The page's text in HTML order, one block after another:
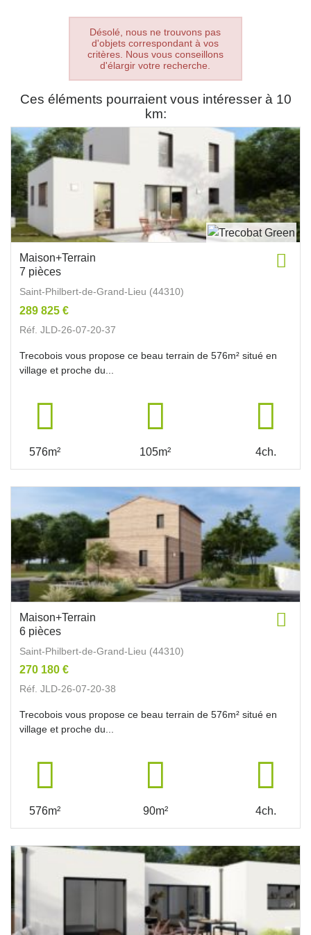
Désolé, nous ne trouvons pas
d'objets correspondant à vos
critères. Nous vous conseillons
d'élargir votre recherche.
Ces éléments pourraient vous intéresser à 10
km:
Maison+Terrain
7 pièces
Saint-Philbert-de-Grand-Lieu (44310)
289 825 €
Réf. JLD-26-07-20-37
Trecobois vous propose ce beau terrain de 576m² situé en
village et proche du...
576m² 105m² 4ch.
Maison+Terrain
6 pièces
Saint-Philbert-de-Grand-Lieu (44310)
270 180 €
Réf. JLD-26-07-20-38
Trecobois vous propose ce beau terrain de 576m² situé en
village et proche du...
576m² 90m² 4ch.